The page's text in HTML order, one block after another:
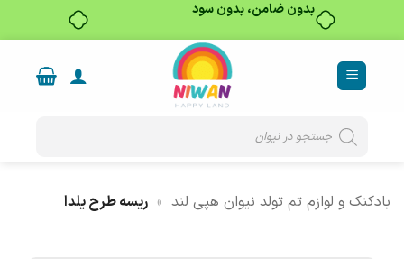
بدون ضامن، بدون سود
content
search
بادکنک و لوازم تم تولد نیوان هپی لند » ریسه طرح یلدا